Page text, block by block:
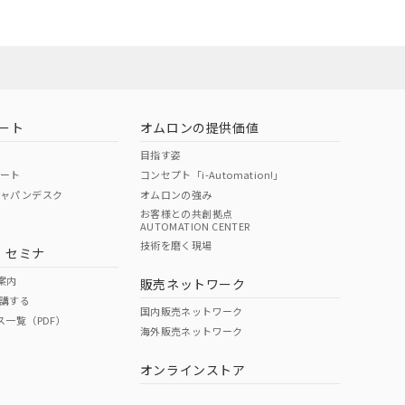
O O
ページへ
ください
ト
ト
パンデスク
セミナ
内
する
覧（PDF）
オムロンの提供価値
目指す姿
コンセプト「i-Automation!」
オムロンの強み
お客様との共創拠点
AUTOMATION CENTER
技術を磨く現場
販売ネットワーク
国内販売ネットワーク
海外販売ネットワーク
オンラインストア